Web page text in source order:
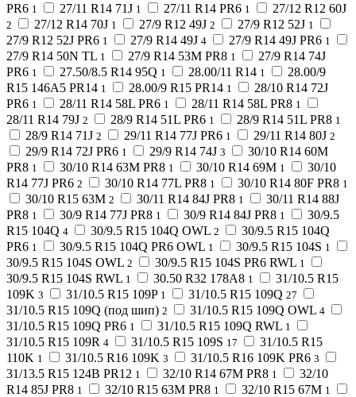
PR6 1 27/11 R14 71J 1 27/11 R14 PR6 1 27/12 R12 60J
2 27/12 R14 70J 1 27/9 R12 49J 2 27/9 R12 52J 1
27/9 R12 52J PR6 1 27/9 R14 49J 4 27/9 R14 49J PR6 1
27/9 R14 50N TL 1 27/9 R14 53M PR8 1
27/9 R14 74J
PR6 1 27.50/8.5 R14 95Q 1 28.00/11 R14 1
28.00/9
R15 146A5 PR14 1 28.00/9 R15 PR14 1
28/10 R14 72J
PR6 1 28/11 R14 58L PR6 1 28/11 R14 58L PR8 1
28/11 R14 79J 2 28/9 R14 51L PR6 1 28/9 R14 51L PR8 1
28/9 R14 71J 2 29/11 R14 77J PR6 1 29/11 R14 80J 2
29/9 R14 72J PR6 1 29/9 R14 74J 3
30/10 R14 60M
PR8 1 30/10 R14 63M PR8 1 30/10 R14 69M 1
30/10
R14 77J PR6 2 30/10 R14 77L PR8 1 30/10 R14 80F PR8 1
30/10 R15 63M 2 30/11 R14 84J PR8 1
30/11 R14 88J
PR8 1 30/9 R14 77J PR8 1 30/9 R14 84J PR8 1
30/9.5
R15 104Q 4 30/9.5 R15 104Q OWL 2
30/9.5 R15 104Q
PR6 1 30/9.5 R15 104Q PR6 OWL 1 30/9.5 R15 104S 1
30/9.5 R15 104S OWL 2 30/9.5 R15 104S PR6 RWL 1
30/9.5 R15 104S RWL 1 30.50 R32 178A8 1
31/10.5 R15
109K 3 31/10.5 R15 109P 1 31/10.5 R15 109Q 27
31/10.5 R15 109Q (под шип) 2 31/10.5 R15 109Q OWL 4
31/10.5 R15 109Q PR6 1 31/10.5 R15 109Q RWL 1
31/10.5 R15 109R 4 31/10.5 R15 109S 17
31/10.5 R15
110K 1 31/10.5 R16 109K 3 31/10.5 R16 109K PR6 3
31/13.5 R15 124B PR12 1 32/10 R14 67M PR8 1
32/10
R14 85J PR8 1 32/10 R15 63M PR8 1 32/10 R15 67M 1